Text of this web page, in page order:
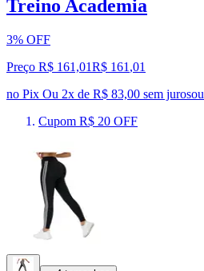
Treino Academia
3% OFF
Preço R$ 161,01R$ 161 ,01
no Pix Ou 2x de R$ 83,00 sem jurosou
Cupom R$ 20 OFF